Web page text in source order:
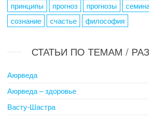
принципы
прогноз прогнозы
сознание
счастье философия
СТАТЬИ ПО ТЕМАМ /
Аюрведа
Аюрведа – здоровье
Васту-Шастра